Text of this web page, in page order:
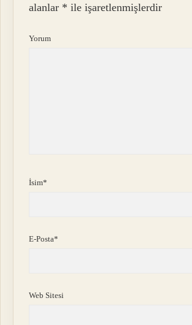
alanlar * ile işaretlenmişlerdir
Yorum
İsim*
E-Posta*
Web Sitesi